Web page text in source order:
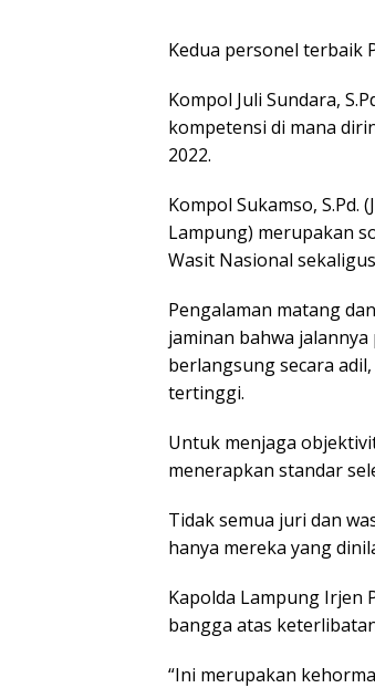
Kedua personel terbaik
Kompol Juli Sundara,
kompetensi di mana
2022.
Kompol Sukamso, S.Pd.
Lampung) merupakan
Wasit Nasional
Pengalaman matang
jaminan bahwa
berlangsung secara
tertinggi.
Untuk menjaga
menerapkan standar
Tidak semua juri dan
hanya mereka yang
Kapolda Lampung Irjen
bangga atas
“Ini merupakan